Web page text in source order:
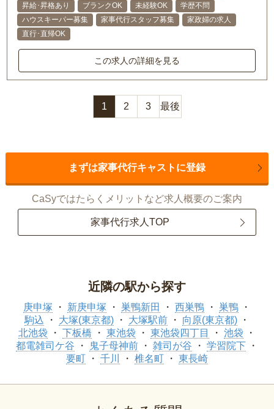
昇給･昇格あり
ブランクOK 未経験OK
学歴不問
ハウスキーパー募集
家事代行スタッフ募集
家政婦の求人
直行･直帰OK
この求人の詳細を見る
1 2 3 最後
まずは家事代行キャストに登録
CaSyではたらくメリットなど求人概要のご案内
家事代行求人TOP
近隣の駅から探す
庚申塚 新庚申塚 巣鴨新田 西巣鴨
巣鴨
駒込
大塚(東京都) 大塚駅前
向原(東京都)
北池袋
下板橋 東池袋 東池袋四丁目
池袋
都電雑司ケ谷
鬼子母神前 雑司が谷
学習院下
要町
千川 椎名町 東長崎